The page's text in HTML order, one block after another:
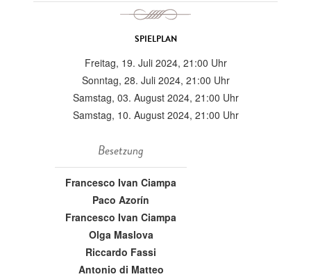
SPIELPLAN
Freitag, 19. Juli 2024, 21:00 Uhr
Sonntag, 28. Juli 2024, 21:00 Uhr
Samstag, 03. August 2024, 21:00 Uhr
Samstag, 10. August 2024, 21:00 Uhr
Besetzung
Francesco Ivan Ciampa
Paco Azorín
Francesco Ivan Ciampa
Olga Maslova
Riccardo Fassi
Antonio di Matteo